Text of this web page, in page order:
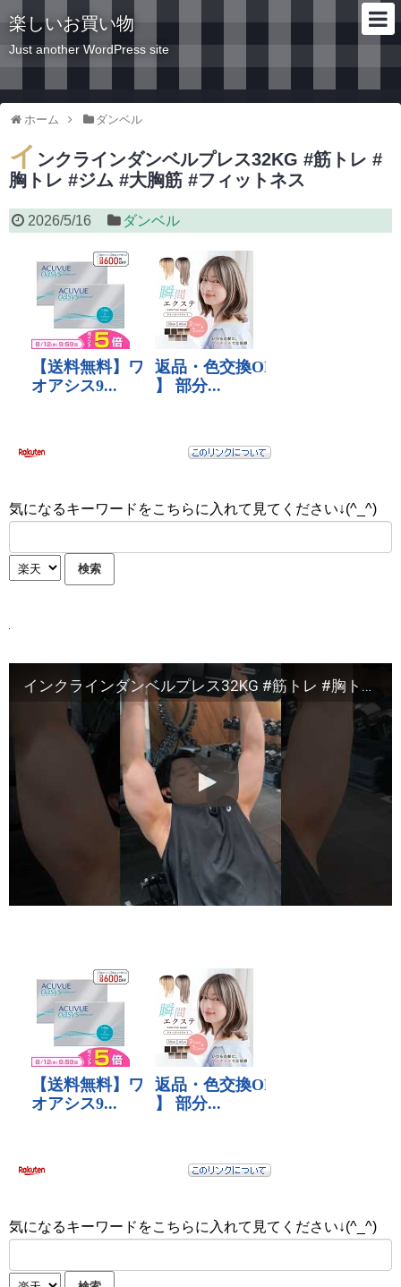
楽しいお買い物
Just another WordPress site
ホーム ダンベル
イ ンクラインダンベルプレス32KG #筋トレ #
胸トレ #ジム #大胸筋 #フィットネス
2026/5/16 ダンベル
気になるキーワードをこちらに入れて見てください↓(^_^)
インクラインダンベルプレス32KG #筋トレ #胸トレ #ジム #大胸筋 #フィットネス
気になるキーワードをこちらに入れて見てください↓(^_^)